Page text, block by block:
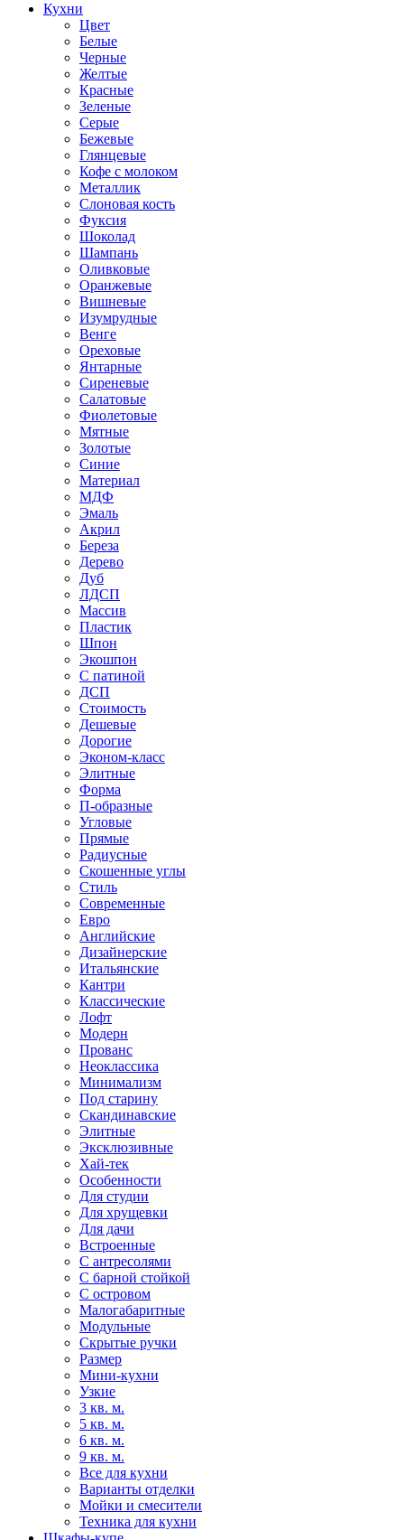
Кухни
Цвет
Белые
Черные
Желтые
Красные
Зеленые
Серые
Бежевые
Глянцевые
Кофе с молоком
Металлик
Слоновая кость
Фуксия
Шоколад
Шампань
Оливковые
Оранжевые
Вишневые
Изумрудные
Венге
Ореховые
Янтарные
Сиреневые
Салатовые
Фиолетовые
Мятные
Золотые
Синие
Материал
МДФ
Эмаль
Акрил
Береза
Дерево
Дуб
ЛДСП
Массив
Пластик
Шпон
Экошпон
С патиной
ДСП
Стоимость
Дешевые
Дорогие
Эконом-класс
Элитные
Форма
П-образные
Угловые
Прямые
Радиусные
Скошенные углы
Стиль
Современные
Евро
Английские
Дизайнерские
Итальянские
Кантри
Классические
Лофт
Модерн
Прованс
Неоклассика
Минимализм
Под старину
Скандинавские
Элитные
Эксклюзивные
Хай-тек
Особенности
Для студии
Для хрущевки
Для дачи
Встроенные
С антресолями
С барной стойкой
С островом
Малогабаритные
Модульные
Скрытые ручки
Размер
Мини-кухни
Узкие
3 кв. м.
5 кв. м.
6 кв. м.
9 кв. м.
Все для кухни
Варианты отделки
Мойки и смесители
Техника для кухни